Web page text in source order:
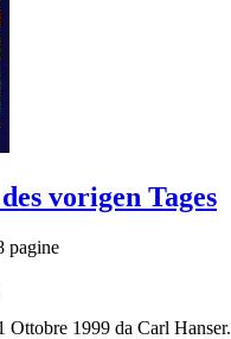
vorigen Tages
pagine
Ottobre 1999 da Carl Hanser.